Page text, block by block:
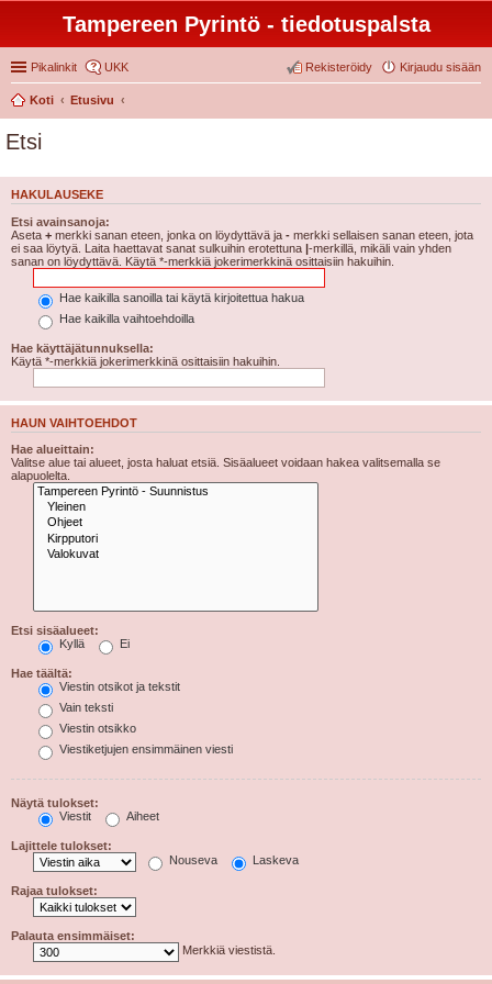
Tampereen Pyrintö - tiedotuspalsta
Pikalinkit UKK Kirjaudu sisään
Rekisteröidy
Koti Etusivu
Etsi
HAKULAUSEKE
Etsi avainsanoja:
Aseta + merkki sanan eteen, jonka on löydyttävä ja - merkki sellaisen sanan eteen, jota
ei saa löytyä. Laita haettavat sanat sulkuihin erotettuna |-merkillä, mikäli vain yhden
sanan on löydyttävä. Käytä *-merkkiä jokerimerkkinä osittaisiin hakuihin.
Hae kaikilla sanoilla tai käytä kirjoitettua hakua
Hae kaikilla vaihtoehdoilla
Hae käyttäjätunnuksella:
Käytä *-merkkiä jokerimerkkinä osittaisiin hakuihin.
HAUN VAIHTOEHDOT
Hae alueittain:
Valitse alue tai alueet, josta haluat etsiä. Sisäalueet voidaan hakea valitsemalla se
alapuolelta.
Etsi sisäalueet:
Kyllä
Ei
Hae täältä:
Viestin otsikot ja tekstit
Vain teksti
Viestin otsikko
Viestiketjujen ensimmäinen viesti
Näytä tulokset:
Viestit
Aiheet
Lajittele tulokset:
Nouseva
Laskeva
Rajaa tulokset:
Palauta ensimmäiset:
Merkkiä viestistä.